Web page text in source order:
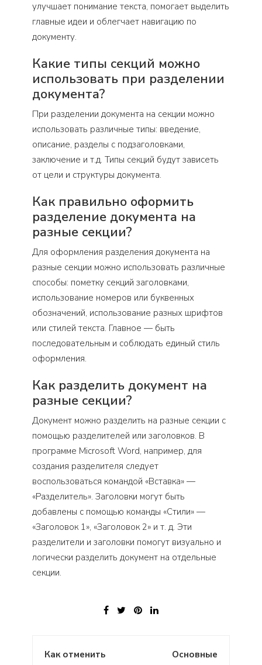
улучшает понимание текста, помогает выделить
главные идеи и облегчает навигацию по
документу.
Какие типы секций можно
использовать при разделении
документа?
При разделении документа на секции можно
использовать различные типы: введение,
описание, разделы с подзаголовками,
заключение и т.д. Типы секций будут зависеть
от цели и структуры документа.
Как правильно оформить
разделение документа на
разные секции?
Для оформления разделения документа на
разные секции можно использовать различные
способы: пометку секций заголовками,
использование номеров или буквенных
обозначений, использование разных шрифтов
или стилей текста. Главное — быть
последовательным и соблюдать единый стиль
оформления.
Как разделить документ на
разные секции?
Документ можно разделить на разные секции с
помощью разделителей или заголовков. В
программе Microsoft Word, например, для
создания разделителя следует
воспользоваться командой «Вставка» —
«Разделитель». Заголовки могут быть
добавлены с помощью команды «Стили» —
«Заголовок 1», «Заголовок 2» и т. д. Эти
разделители и заголовки помогут визуально и
логически разделить документ на отдельные
секции.
Навигация
Как отменить
Основные